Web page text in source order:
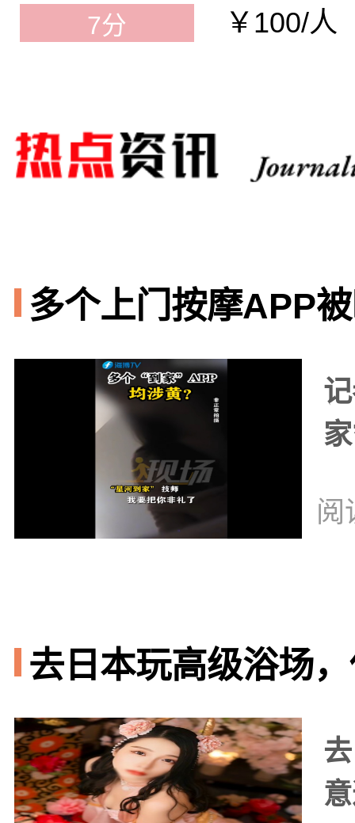
7分 ￥100/人
多个上门按摩APP
阅
去日本玩高级浴场